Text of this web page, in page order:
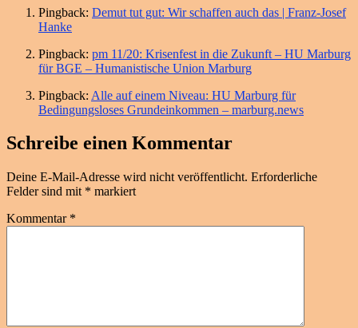
Pingback: Demut tut gut: Wir schaffen auch das | Franz-Josef
Hanke
Pingback: pm 11/20: Krisenfest in die Zukunft – HU Marburg
für BGE – Humanistische Union Marburg
Pingback: Alle auf einem Niveau: HU Marburg für
Bedingungsloses Grundeinkommen – marburg.news
Schreibe einen Kommentar
Deine E-Mail-Adresse wird nicht veröffentlicht. Erforderliche
Felder sind mit * markiert
Kommentar *